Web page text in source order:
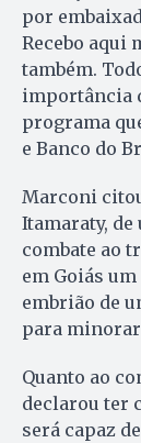
por
Recebo aqui
também.
importância
programa
e Banco do
Marconi
Itamaraty,
combate ao
em Goiás
embrião de
para minorar
Quanto ao
declarou ter
será capaz